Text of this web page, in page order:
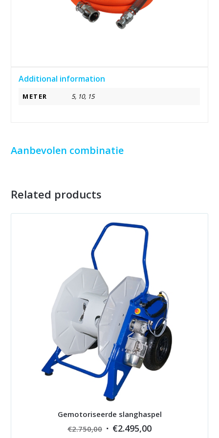
Additional information
METER 5, 10, 15
Aanbevolen combinatie
Related products
Gemotoriseerde slanghaspel
€2.750,00 Original
€2.495,00Current